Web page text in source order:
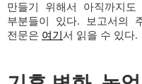
만들기 위해서 아직까지
부분들이 있다. 보고서의
전문은 여기서 읽을 수 있다.